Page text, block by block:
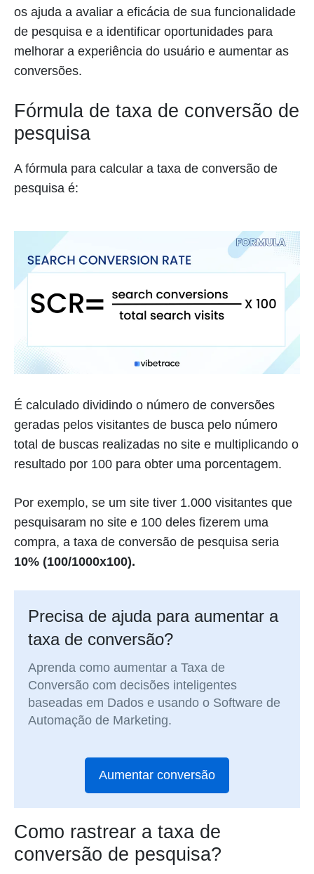
os ajuda a avaliar a eficácia de sua funcionalidade
de pesquisa e a identificar oportunidades para
melhorar a experiência do usuário e aumentar as
conversões.
Fórmula de taxa de conversão de
pesquisa
A fórmula para calcular a taxa de conversão de
pesquisa é:
É calculado dividindo o número de conversões
geradas pelos visitantes de busca pelo número
total de buscas realizadas no site e multiplicando o
resultado por 100 para obter uma porcentagem.
Por exemplo, se um site tiver 1.000 visitantes que
pesquisaram no site e 100 deles fizerem uma
compra, a taxa de conversão de pesquisa seria
10% (100/1000x100).
Precisa de ajuda para aumentar a
taxa de conversão?
Aprenda como aumentar a Taxa de
Conversão com decisões inteligentes
baseadas em Dados e usando o Software de
Automação de Marketing.
Aumentar conversão
Como rastrear a taxa de
conversão de pesquisa?